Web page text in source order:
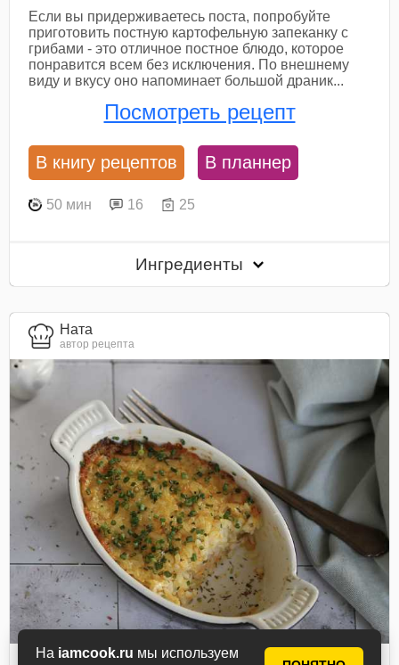
На iamcook.ru мы используем
Если вы придерживаетесь поста, попробуйте
приготовить постную картофельную запеканку с
грибами - это отличное постное блюдо, которое
понравится всем без исключения. По внешнему
виду и вкусу оно напоминает большой драник...
Посмотреть рецепт
В книгу рецептов В планнер
50 мин 16 25
Ингредиенты
Ната
автор рецепта